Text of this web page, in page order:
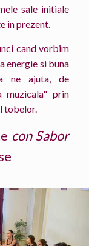
sale initiale
in prezent.
cand vorbim
energie si buna
ne ajuta, de
muzicala" prin
tobelor.
con Sabor